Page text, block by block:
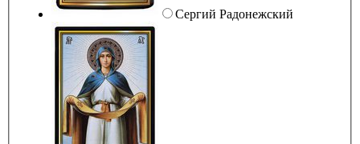
Сергий Радонежский